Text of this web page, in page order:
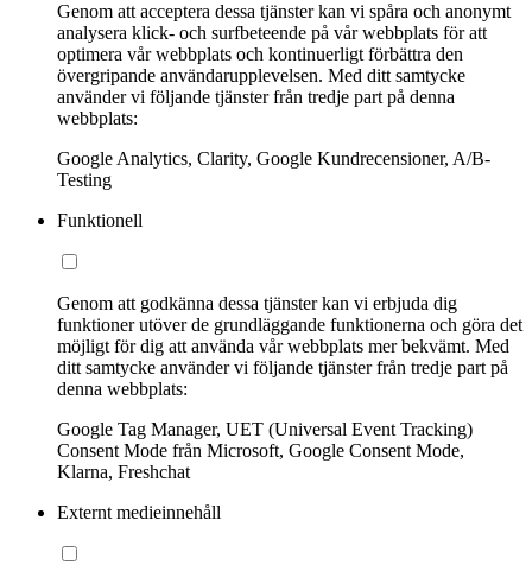
Genom att acceptera dessa tjänster kan vi spåra och anonymt
analysera klick- och surfbeteende på vår webbplats för att
optimera vår webbplats och kontinuerligt förbättra den
övergripande användarupplevelsen. Med ditt samtycke
använder vi följande tjänster från tredje part på denna
webbplats:
Google Analytics, Clarity, Google Kundrecensioner, A/B-
Testing
Funktionell
Genom att godkänna dessa tjänster kan vi erbjuda dig
funktioner utöver de grundläggande funktionerna och göra det
möjligt för dig att använda vår webbplats mer bekvämt. Med
ditt samtycke använder vi följande tjänster från tredje part på
denna webbplats:
Google Tag Manager, UET (Universal Event Tracking)
Consent Mode från Microsoft, Google Consent Mode,
Klarna, Freshchat
Externt medieinnehåll